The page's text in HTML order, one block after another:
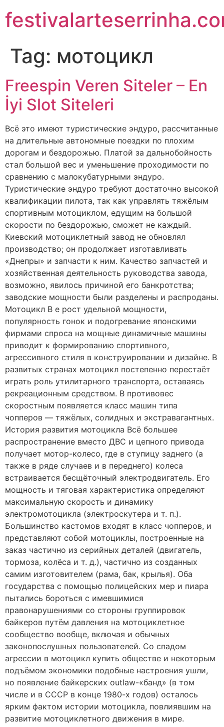
Tag: мотоцикл
Freespin Veren Siteler – En
İyi Slot Siteleri
Всё это имеют туристические эндуро, рассчитанные
на длительные автономные поездки по плохим
дорогам и бездорожью. Платой за дальнобойность
стал большой вес и уменьшение проходимости по
сравнению с малокубатурными эндуро.
Туристические эндуро требуют достаточно высокой
квалификации пилота, так как управлять тяжёлым
спортивным мотоциклом, едущим на большой
скорости по бездорожью, сможет не каждый.
Киевский мотоциклетный завод не обновлял
производство; он продолжает изготавливать
«Днепры» и запчасти к ним. Качество запчастей и
хозяйственная деятельность руководства завода,
возможно, явилось причиной его банкротства;
заводские мощности были разделены и распроданы.
Мотоцикл В е рост удельной мощности,
популярность гонок и подогревание японскими
фирмами спроса на мощные динамичные машины
приводит к формированию спортивного,
агрессивного стиля в конструировании и дизайне. В
развитых странах мотоцикл постепенно перестаёт
играть роль утилитарного транспорта, оставаясь
рекреационным средством. В противовес
скоростным появляется класс машин типа
чопперов — тяжёлых, солидных и экстравагантных.
История развития мотоцикла Всё большее
распространение вместо ДВС и цепного привода
получает мотор-колесо, где в ступицу заднего (а
также в ряде случаев и в переднего) колеса
встраивается бесщёточный электродвигатель. Его
мощность и тяговая характеристика определяют
максимальную скорость и динамику
электромотоцикла (электроскутера и т. п.).
Большинство кастомов входят в класс чопперов, и
представляют собой мотоциклы, построенные на
заказ частично из серийных деталей (двигатель,
тормоза, колёса и т. д.), частично из созданных
самим изготовителем (рама, бак, крылья). Оба
государства с помощью полицейских мер и пиара
пытались бороться с имевшимися
правонарушениями со стороны группировок
байкеров путём давления на мотоциклетное
сообщество вообще, включая и обычных
законопослушных пользователей. Со спадом
агрессии в мотоцикл купить обществе и некоторым
подъёмом экономики подобные настроения ушли,
но появление байкерских outlaw-«банд» (в том
числе и в СССР в конце 1980-х годов) осталось
ярким фактом истории мотоцикла, повлиявшим на
развитие мотоциклетного движения в мире.